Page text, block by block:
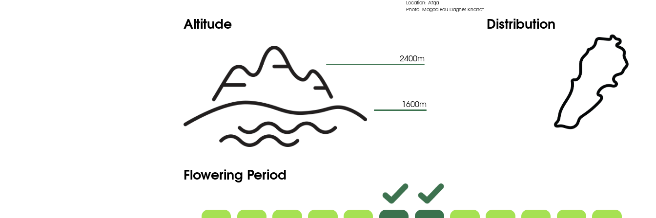
Location: Afqa
Photo: Magda Bou Dagher Kharrat
Altitude
2400m
1600m
Distribution
Flowering Period